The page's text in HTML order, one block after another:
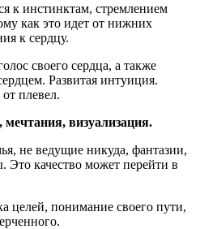
к инстинктам, стремлением
как это идет от нижних
к сердцу.
своего сердца, а также
Развитая интуиция.
плевел.
визуализация.
не ведущие никуда, фантазии,
Это качество может перейти в
целей, понимание своего пути,